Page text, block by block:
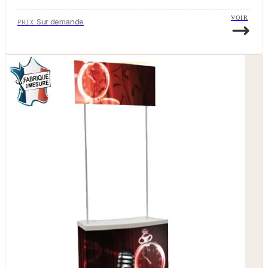
PRIX Sur demande VOIR